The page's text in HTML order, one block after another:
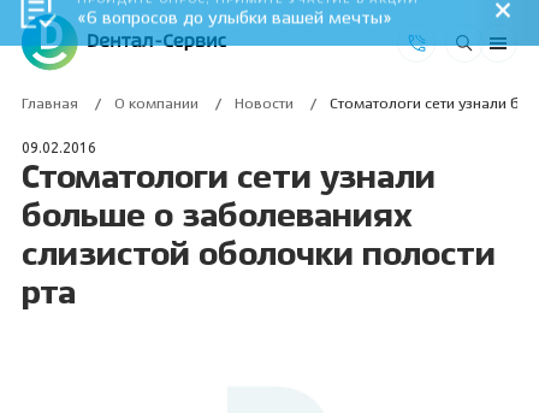
Главная О компании Новости Стоматологи сети узнали
09.02.2016
Стоматологи сети узнали
больше о заболеваниях
слизистой оболочки полости
рта
ПРОЙДИТЕ ОПРОС, ПРИМИТЕ УЧАСТИЕ В АКЦИИ
«6 вопросов до улыбки вашей мечты»